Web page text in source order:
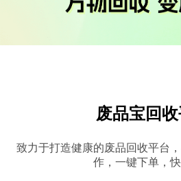
废品宝回
致力于打造健康的废品回收平台
作，一键下单，